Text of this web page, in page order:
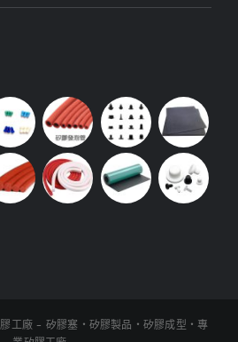
廠 - 矽膠塞・矽膠製品・矽膠成型・專